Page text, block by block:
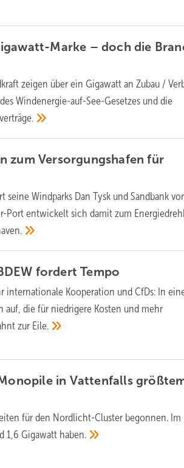
Marke – doch die
zeigen über ein Gigawatt an Zubau /
Windenergie-auf-See-Gesetzes und die
zum Versorgungshafen für
seine Windparks Dan Tysk und Sandbank
Port entwickelt sich damit zum
fordertTempo
internationale Kooperation und CfDs: In
auf, die für niedrigere Kosten und mehr
zur Eile.
in Vattenfalls
für den Nordlicht-Cluster begonnen. Im
1,6 Gigawatt haben.